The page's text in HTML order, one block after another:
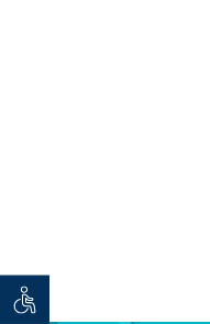
توان